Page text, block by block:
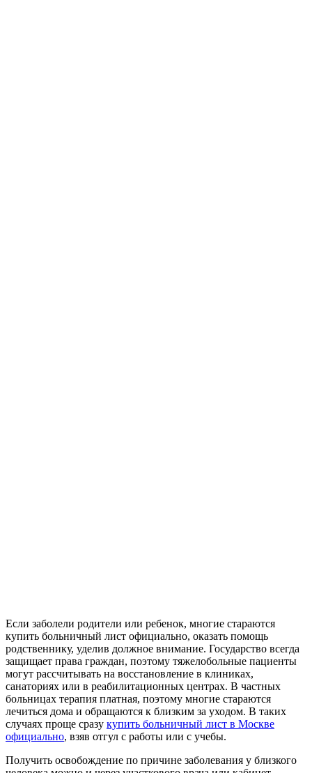
Если заболели родители или ребенок, многие стараются
купить больничный лист официально, оказать помощь
родственнику, уделив должное внимание. Государство всегда
защищает права граждан, поэтому тяжелобольные пациенты
могут рассчитывать на восстановление в клиниках,
санаториях или в реабилитационных центрах. В частных
больницах терапия платная, поэтому многие стараются
лечиться дома и обращаются к близким за уходом. В таких
случаях проще сразу купить больничный лист в Москве
официально, взяв отгул с работы или с учебы.
Получить освобождение по причине заболевания у близкого